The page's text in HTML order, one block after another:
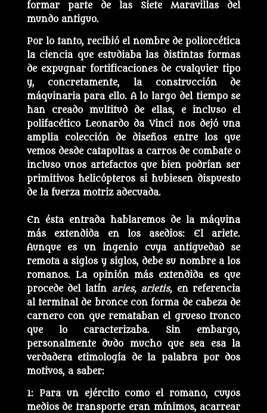
formar parte de las Siete Maravillas del
mundo antiguo.
Por lo tanto, recibió el nombre de poliorcética
la ciencia que estudiaba las distintas formas
de expugnar fortificaciones de cualquier tipo
y, concretamente, la construcción de
máquinaria para ello. A lo largo del tiempo se
han creado multitud de ellas, e incluso el
polifacético Leonardo da Vinci nos dejó una
amplia colección de diseños entre los que
vemos desde catapultas a carros de combate o
incluso unos artefactos que bien podrían ser
primitivos helicópteros si hubiesen dispuesto
de la fuerza motriz adecuada.
En ésta entrada hablaremos de la máquina
más extendida en los asedios: El ariete.
Aunque es un ingenio cuya antiguedad se
remota a siglos y siglos, debe su nombre a los
romanos. La opinión más extendida es que
procede del latínaries, arietis, en referencia
al terminal de bronce con forma de cabeza de
carnero con que remataban el grueso tronco
que lo caracterizaba. Sin embargo,
personalmente dudo mucho que sea esa la
verdadera etimología de la palabra por dos
motivos, a saber:
1: Para un ejército como el romano, cuyos
medios de transporte eran mínimos, acarrear